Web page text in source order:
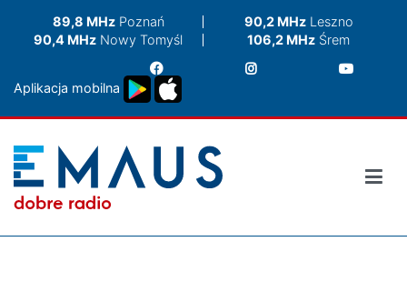
89,8 MHzPoznań 90,2 MHzLeszno
90,4 MHz Nowy Tomyśl 106,2 MHz Śrem
Aplikacja mobilna